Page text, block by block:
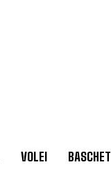
VOLEI BASCHET